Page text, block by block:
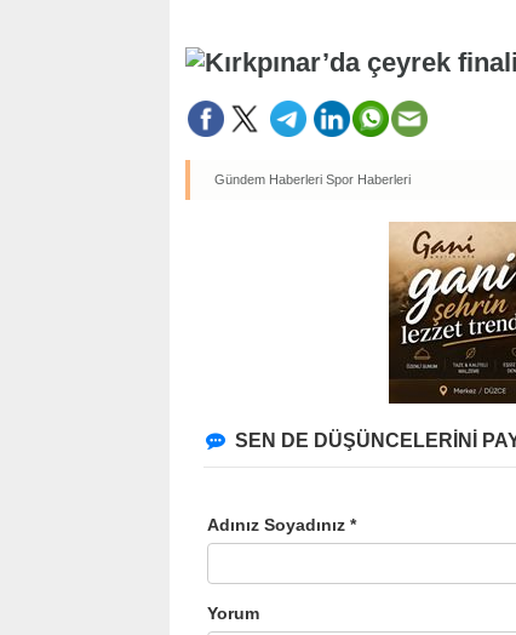
Gündem Haberleri Spor Haberleri
SEN DE DÜŞÜNCELERİNİ
Adınız Soyadınız *
Yorum